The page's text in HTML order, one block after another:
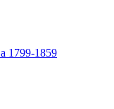
1799-1859